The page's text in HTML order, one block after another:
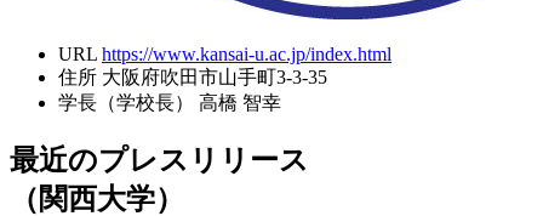
URL https://www.kansai-u.ac.jp/index.html
住所 大阪府吹田市山手町3-3-35
学長（学校長）
高橋 智幸
最近のプレスリリース
（関西大学）